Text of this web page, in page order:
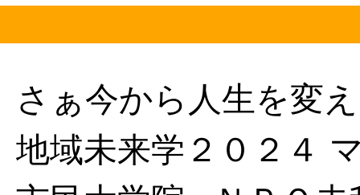
さぁ今から人生を変
地域未来学２０２４